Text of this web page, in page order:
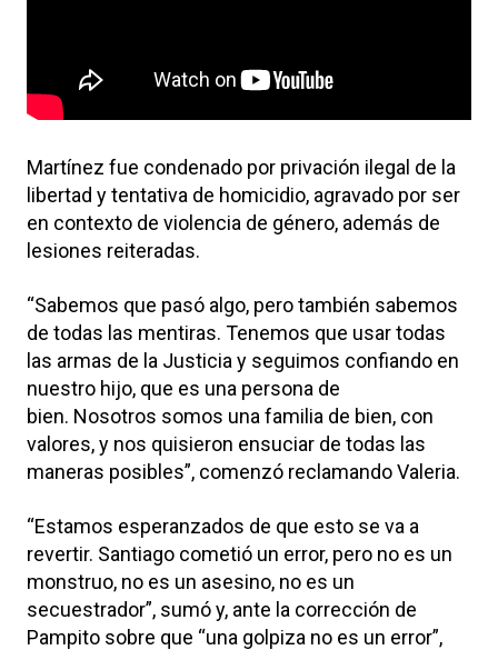
Martínez fue condenado por privación ilegal de la
libertad y tentativa de homicidio, agravado por ser
en contexto de violencia de género, además de
lesiones reiteradas.
“Sabemos que pasó algo, pero también sabemos
de todas las mentiras. Tenemos que usar todas
las armas de la Justicia y seguimos confiando en
nuestro hijo, que es una persona de
bien. Nosotros somos una familia de bien, con
valores, y nos quisieron ensuciar de todas las
maneras posibles”, comenzó reclamando Valeria.
“Estamos esperanzados de que esto se va a
revertir. Santiago cometió un error, pero no es un
monstruo, no es un asesino, no es un
secuestrador”, sumó y, ante la corrección de
Pampito sobre que “una golpiza no es un error”,